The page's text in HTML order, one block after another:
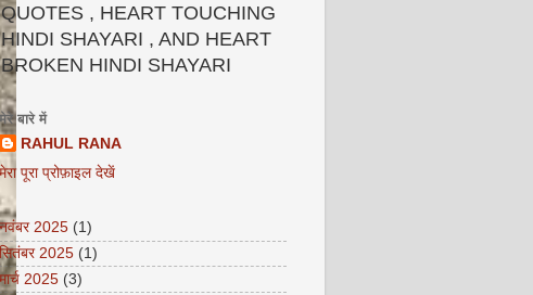
QUOTES , HEART TOUCHING
HINDI SHAYARI , AND HEART
BROKEN HINDI SHAYARI
मेरे बारे में
RAHUL RANA
मेरा पूरा प्रोफ़ाइल देखें
नवंबर 2025 (1)
सितंबर 2025 (1)
मार्च 2025 (3)